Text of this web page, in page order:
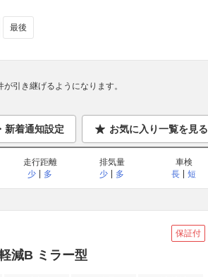
最後
引き継げるようになります。
新着通知設定 お気に入り一覧を見る
走行距離
少
多
排気量
少
多
車検
長
短
保証付
減B ミラー型